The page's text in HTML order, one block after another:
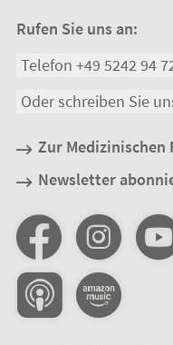
Rufen Sie uns an:
Telefon +49 5242 94
Oder schreiben Sie
Zur Medizinischen
Newsletter